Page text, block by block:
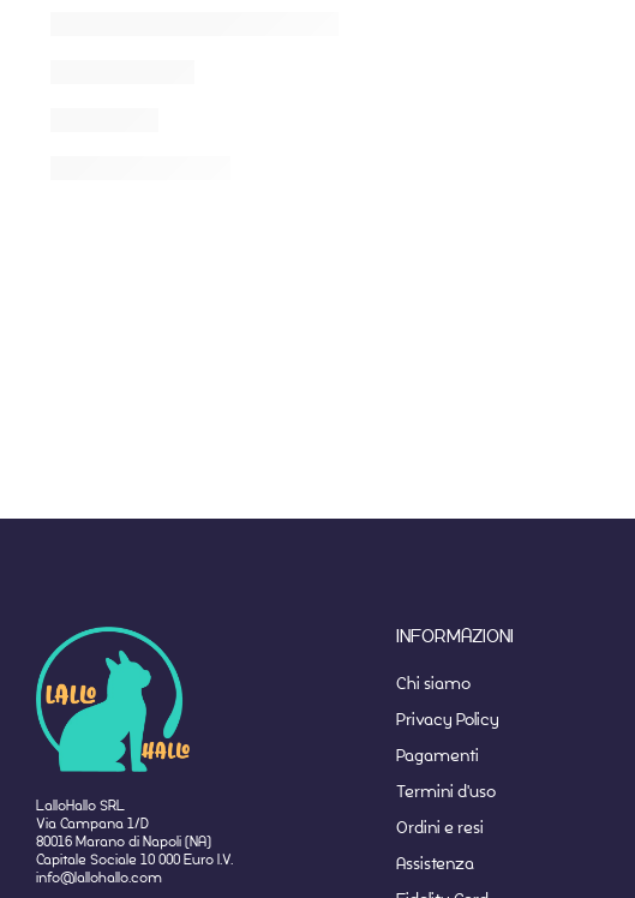
LalloHallo SRL
Via Campana 1/D
80016 Marano di Napoli (NA)
Capitale Sociale 10 000 Euro I.V.
info@lallohallo.com
INFORMAZIONI
Chi siamo
Privacy Policy
Pagamenti
Termini d'uso
Ordini e resi
Assistenza